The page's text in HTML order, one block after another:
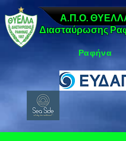
Α.Π.Ο.
Διασταύρωσης
Ραφήνα